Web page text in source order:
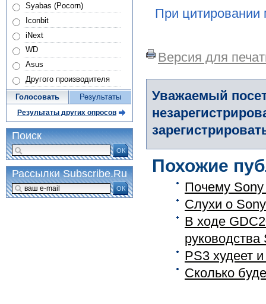
При цитировании
Версия для
Уважаемый
Похожие
Почему
Слухи о
В ходе
руководства
PS3 худеет
Сколько
Syabas (Pocorn)
Iconbit
iNext
WD
Asus
Другого производителя
Голосовать Результаты
Результаты других опросов
Поиск
ОК
Рассылки Subscribe.Ru
ОК